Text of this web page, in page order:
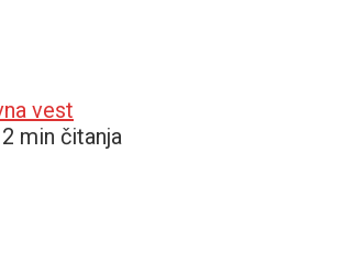
vest
min čitanja